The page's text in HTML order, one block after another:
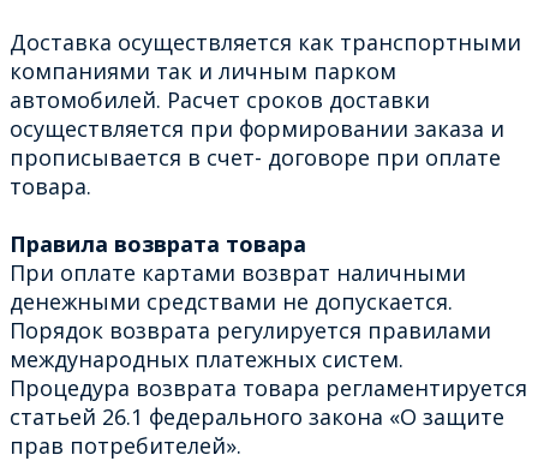
Доставка осуществляется как транспортными
компаниями так и личным парком
автомобилей. Расчет сроков доставки
осуществляется при формировании заказа и
прописывается в счет- договоре при оплате
товара.
Правила возврата товара
При оплате картами возврат наличными
денежными средствами не допускается.
Порядок возврата регулируется правилами
международных платежных систем.
Процедура возврата товара регламентируется
статьей 26.1 федерального закона «О защите
прав потребителей».